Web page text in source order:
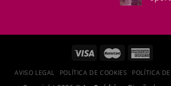
AVISO LEGAL POLÍTICA DE COOKIES POLÍTICA